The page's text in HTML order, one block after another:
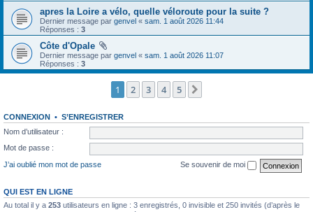
apres la Loire a vélo, quelle véloroute pour la suite ?
Dernier message par genvel « sam. 1 août 2026 11:44
Réponses : 3
Côte d'Opale
Dernier message par genvel « sam. 1 août 2026 11:07
Réponses : 3
1 2 3 4 5
CONNEXION • S’ENREGISTRER
Nom d’utilisateur :
Mot de passe :
J’ai oublié mon mot de passe
Se souvenir de moi
QUI EST EN LIGNE
Au total il y a 253 utilisateurs en ligne : 3 enregistrés, 0 invisible et 250 invités (d’après le